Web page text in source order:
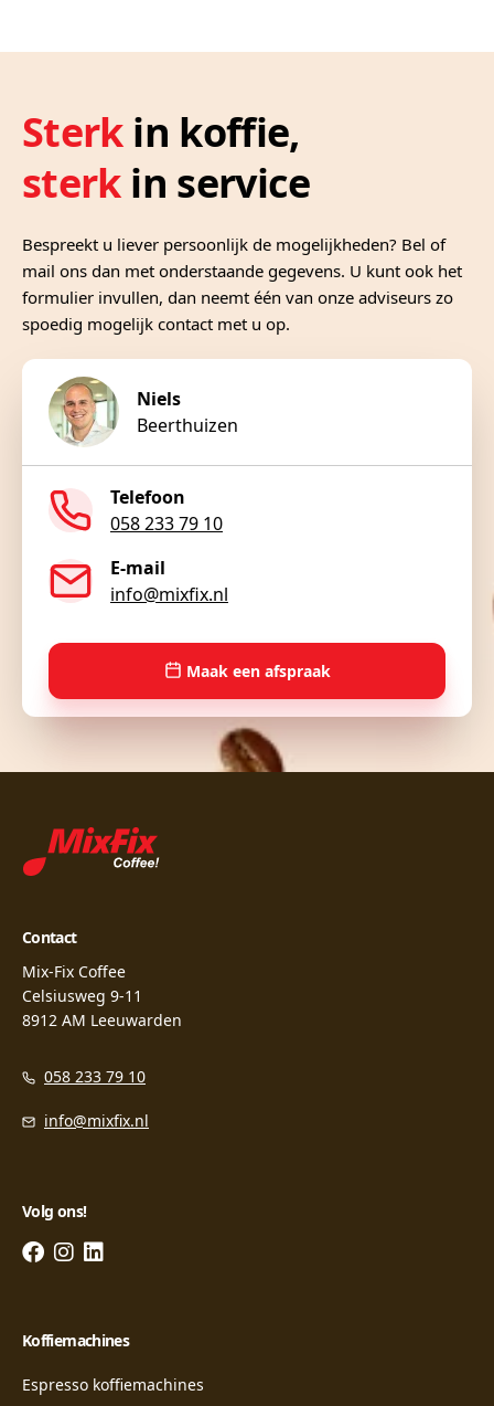
Sterkin koffie,
sterkin service
Bespreekt u liever persoonlijk de mogelijkheden? Bel of
mail ons dan met onderstaande gegevens. U kunt ook het
formulier invullen, dan neemt één van onze adviseurs zo
spoedig mogelijk contact met u op.
Niels
Beerthuizen
Telefoon
058 233 79 10
E-mail
info@mixfix.nl
Maak een afspraak
Contact
Mix-Fix Coffee
Celsiusweg 9-11
8912 AM Leeuwarden
058 233 79 10
info@mixfix.nl
Volg ons!
Koffiemachines
Espresso koffiemachines